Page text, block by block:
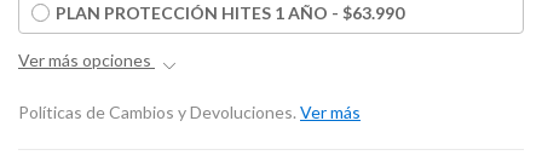
PLAN PROTECCIÓN HITES 1 AÑO - $63.990
Ver más opciones
Políticas de Cambios y Devoluciones. Ver más